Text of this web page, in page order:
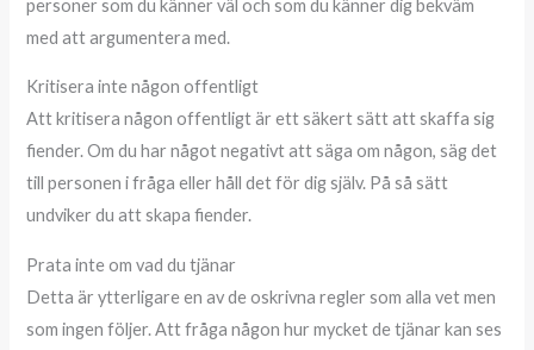
personer som du känner väl och som du känner dig bekväm
med att argumentera med.
Kritisera inte någon offentligt
Att kritisera någon offentligt är ett säkert sätt att skaffa sig
fiender. Om du har något negativt att säga om någon, säg det
till personen i fråga eller håll det för dig själv. På så sätt
undviker du att skapa fiender.
Prata inte om vad du tjänar
Detta är ytterligare en av de oskrivna regler som alla vet men
som ingen följer. Att fråga någon hur mycket de tjänar kan ses